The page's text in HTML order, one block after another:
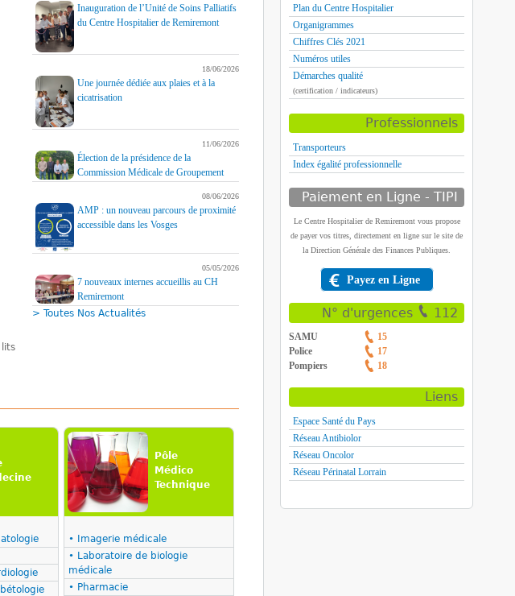
lits
Inauguration de l’Unité de Soins Palliatifs
du Centre Hospitalier de Remiremont
18/06/2026
Une journée dédiée aux plaies et à la
cicatrisation
11/06/2026
Élection de la présidence de la
Commission Médicale de Groupement
08/06/2026
AMP : un nouveau parcours de proximité
accessible dans les Vosges
05/05/2026
7 nouveaux internes accueillis au CH
Remiremont
> Toutes Nos Actualités
Pôle
Médico
Technique
• Imagerie médicale
• Laboratoire de biologie
médicale
• Pharmacie
Plan du Centre Hospitalier
Organigrammes
Chiffres Clés 2021
Numéros utiles
Démarches qualité
(certification / indicateurs)
Professionnels
Transporteurs
Index égalité professionnelle
Paiement en Ligne - TIPI
Le Centre Hospitalier de Remiremont vous propose
de payer vos titres, directement en ligne sur le site de
la Direction Générale des Finances Publiques.
Payez en Ligne
N° d'urgences 112
SAMU
15
Police
17
Pompiers
18
Liens
Espace Santé du Pays
Réseau Antibiolor
Réseau Oncolor
Réseau Périnatal Lorrain